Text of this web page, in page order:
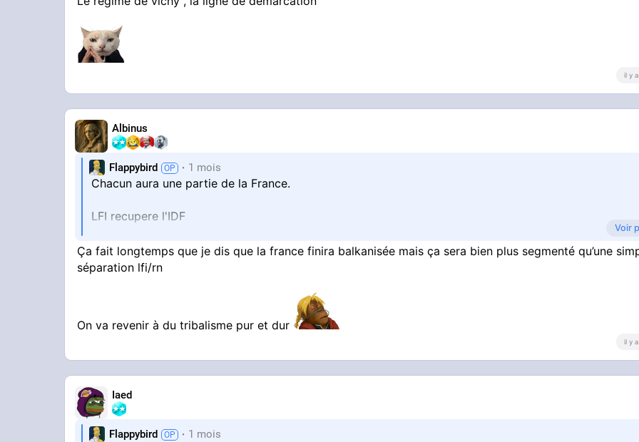
il y
Albinus
Flappybird 1 mois
Chacun aura une partie de la France.
LFI recupere l'IDF
POST SUR X
Voir
Ça fait longtemps que je dis que la france finira balkanisée mais ça sera bien plus segmenté qu’une
séparation lfi/rn
On va revenir à du tribalisme pur et dur
il y
Iaed
Flappybird 1 mois